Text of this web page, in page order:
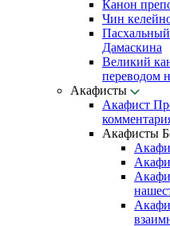
Канон
Чин
Дамаскина
Великий
переводом
Акафисты
Акафист
Акафисты